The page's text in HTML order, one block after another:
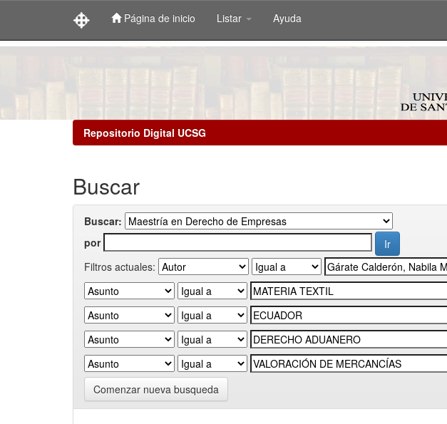
Página de inicio Listar Ayuda
Repositorio Digital UCSG
Buscar
Buscar:
por
Filtros actuales:
Comenzar nueva busqueda